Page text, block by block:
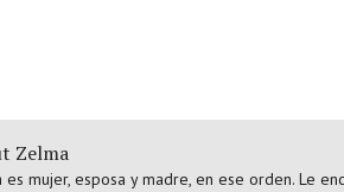
Zelma
es mujer, esposa y madre, en ese orden. Le